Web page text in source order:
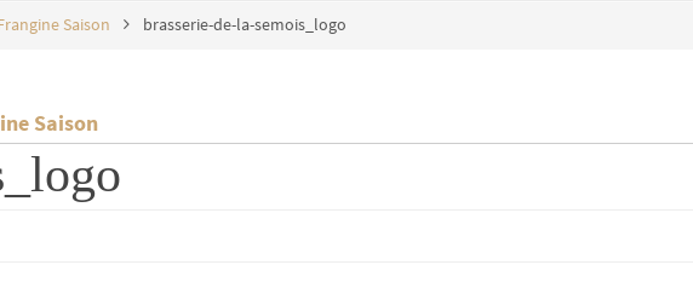
Saison brasserie-de-la-semois_logo
Saison